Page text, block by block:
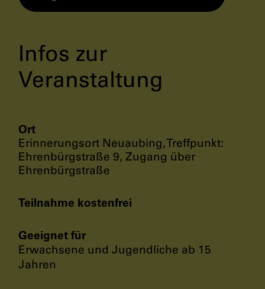
Infos zur
Veranstaltung
Ort
Erinnerungsort Neuaubing, Treffpunkt:
Ehrenbürgstraße 9, Zugang über
Ehrenbürgstraße
Teilnahme kostenfrei
Geeignet für
Erwachsene und Jugendliche ab 15
Jahren